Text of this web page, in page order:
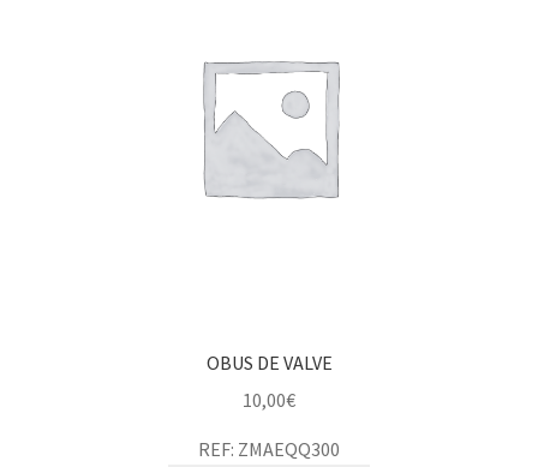
OBUS DE VALVE
10,00€
REF: ZMAEQQ300